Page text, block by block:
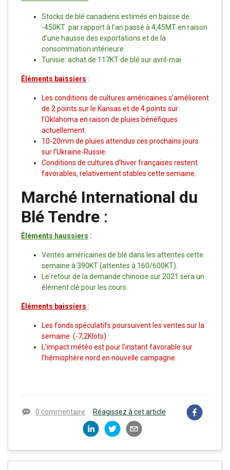
Stocks de blé canadiens estimés en baisse de
-450KT par rapport à l’an passé à 4,45MT en raison
d’une hausse des exportations et de la
consommation intérieure.
Tunisie: achat de 117KT de blé sur avril-mai.
Éléments baissiers :
Les conditions de cultures américaines s’améliorent
de 2 points sur le Kansas et de 4 points sur
l’Oklahoma en raison de pluies bénéfiques
actuellement.
10-20mm de pluies attendus ces prochains jours
sur l’Ukraine-Russie.
Conditions de cultures d’hiver françaises restent
favorables, relativement stables cette semaine.
Marché International du
Blé Tendre :
Éléments haussiers :
Ventes américaines de blé dans les attentes cette
semaine à 390KT (attentes à 160/600KT).
Le retour de la demande chinoise sur 2021 sera un
élément clé pour les cours.
Éléments baissiers :
Les fonds spéculatifs poursuivent les ventes sur la
semaine (-7,2Klots).
L’impact météo est pour l’instant favorable sur
l’hémisphère nord en nouvelle campagne.
0 commentaire Réagissez à cet article